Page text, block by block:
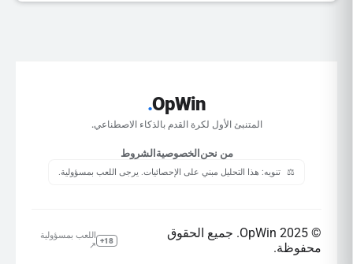
OpWin
.
المتنبئ الأول لكرة القدم بالذكاء الاصطناعي.
من نحن الخصوصية الشروط
⚖️ تنويه: هذا التحليل مبني على الإحصائيات. يرجى اللعب بمسؤولية.
© 2025 OpWin. جميع الحقوق
محفوظة.
18+
اللعب بمسؤولية
↗